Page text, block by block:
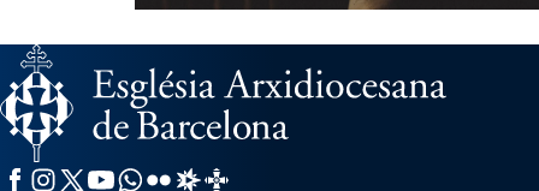
Facebook
Instagram
X / Twitter
YouTube
WhatsApp
FlickrRadio Estel
Catalunya Cristiana